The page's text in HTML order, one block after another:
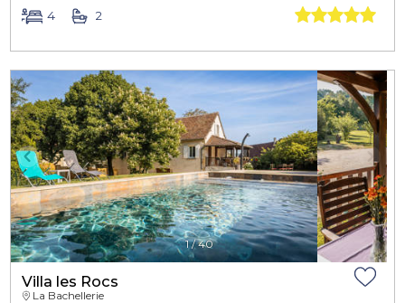
4 2
1/40
Villa les Rocs
La Bachellerie